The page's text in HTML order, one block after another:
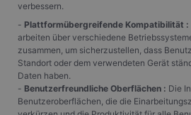
verbessern.
- Plattformübergreifende Kompatibilität :
arbeiten über verschiedene
zusammen, um sicherzustellen, dass
Standort oder dem verwendeten Gerät
Daten haben.
- Benutzerfreundliche Oberflächen : Die
Benutzeroberflächen, die die